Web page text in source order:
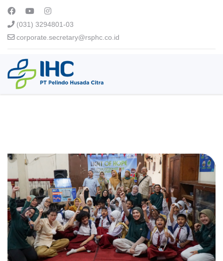
(031) 3294801-03
corporate.secretary@rsphc.co.id